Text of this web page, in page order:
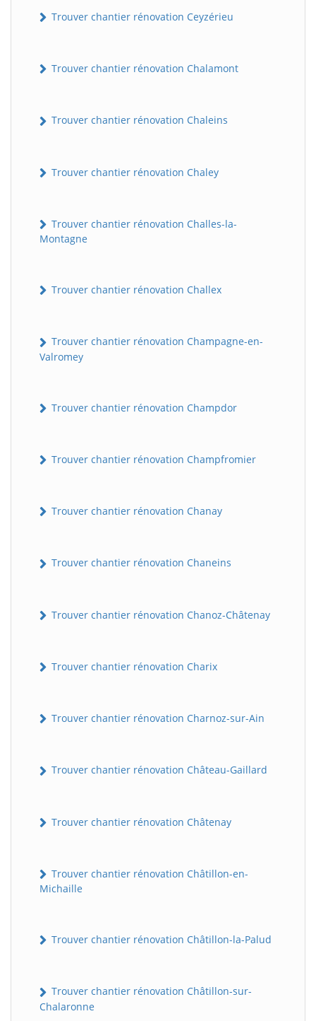
Trouver chantier rénovation Ceyzérieu
Trouver chantier rénovation Chalamont
Trouver chantier rénovation Chaleins
Trouver chantier rénovation Chaley
Trouver chantier rénovation Challes-la-
Montagne
Trouver chantier rénovation Challex
Trouver chantier rénovation Champagne-en-
Valromey
Trouver chantier rénovation Champdor
Trouver chantier rénovation Champfromier
Trouver chantier rénovation Chanay
Trouver chantier rénovation Chaneins
Trouver chantier rénovation Chanoz-Châtenay
Trouver chantier rénovation Charix
Trouver chantier rénovation Charnoz-sur-Ain
Trouver chantier rénovation Château-Gaillard
Trouver chantier rénovation Châtenay
Trouver chantier rénovation Châtillon-en-
Michaille
Trouver chantier rénovation Châtillon-la-Palud
Trouver chantier rénovation Châtillon-sur-
Chalaronne